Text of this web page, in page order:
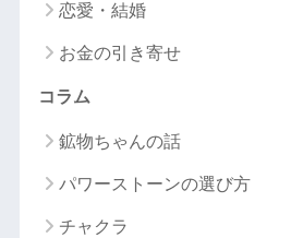
恋愛・結婚
お金の引き寄せ
コラム
鉱物ちゃんの話
パワーストーンの選び方
チャクラ